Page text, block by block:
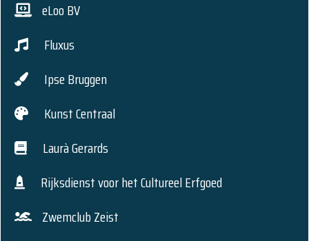
eLoo BV
Fluxus
Ipse Bruggen
Kunst Centraal
Laurà Gerards
Rijksdienst voor het Cultureel Erfgoed
Zwemclub Zeist